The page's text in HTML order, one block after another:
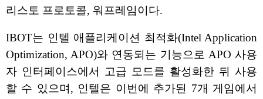
리스토 프로토콜, 워프레임이다.
IBOT는 인텔 애플리케이션 최적화(Intel Application
Optimization, APO)와 연동되는 기능으로 APO 사용
자 인터페이스에서 고급 모드를 활성화한 뒤 사용
할 수 있으며, 인텔은 이번에 추가된 7개 게임에서